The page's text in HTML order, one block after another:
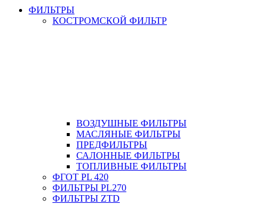
ФИЛЬТРЫ
КОСТРОМСКОЙ ФИЛЬТР
ВОЗДУШНЫЕ ФИЛЬТРЫ
МАСЛЯНЫЕ ФИЛЬТРЫ
ПРЕДФИЛЬТРЫ
САЛОННЫЕ ФИЛЬТРЫ
ТОПЛИВНЫЕ ФИЛЬТРЫ
ФГОТ PL 420
ФИЛЬТРЫ PL270
ФИЛЬТРЫ ZTD